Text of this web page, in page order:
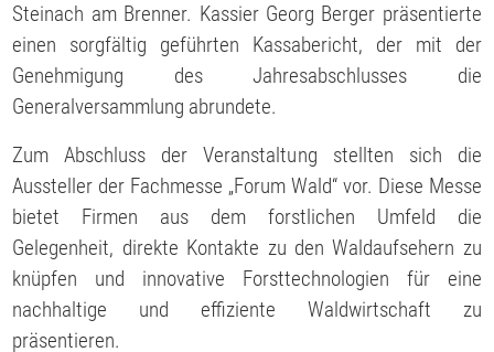
Steinach am Brenner. Kassier Georg Berger präsentierte
einen sorgfältig geführten Kassabericht, der mit der
Genehmigung des Jahresabschlusses die
Generalversammlung abrundete.
Zum Abschluss der Veranstaltung stellten sich die
Aussteller der Fachmesse „Forum Wald“ vor. Diese Messe
bietet Firmen aus dem forstlichen Umfeld die
Gelegenheit, direkte Kontakte zu den Waldaufsehern zu
knüpfen und innovative Forsttechnologien für eine
nachhaltige und effiziente Waldwirtschaft zu
präsentieren.